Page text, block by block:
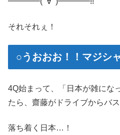
それそれぇ！
○うおおお！！マジシ
4Q始まって、「日本が雑にな
たら、齋藤がドライブからバ
落ち着く日本…！